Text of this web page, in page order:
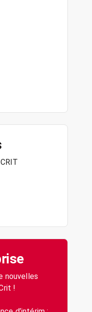
nouvelles
!